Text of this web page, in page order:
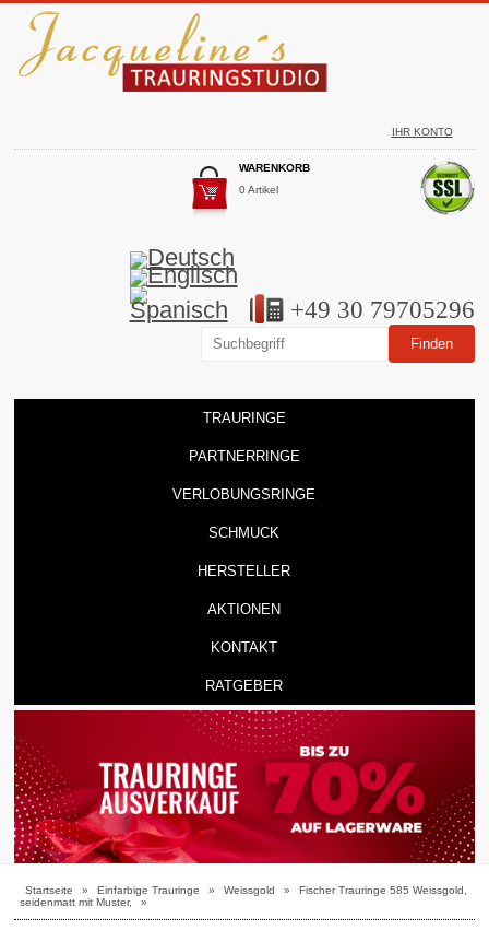
IHR KONTO
WARENKORB
0 Artikel
+49 30 79705296
TRAURINGE
PARTNERRINGE
VERLOBUNGSRINGE
SCHMUCK
HERSTELLER
AKTIONEN
KONTAKT
RATGEBER
Startseite » Einfarbige Trauringe » Weissgold »
Fischer Trauringe 585 Weissgold,
seidenmatt mit Muster,
»